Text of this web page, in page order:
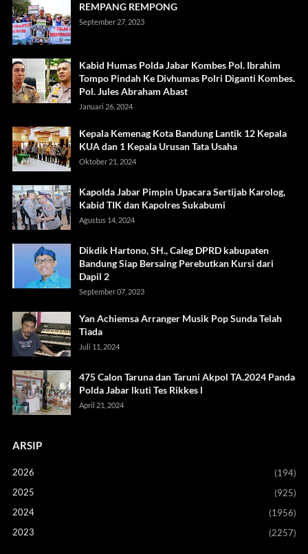
REMPANG REMPONG
September 27, 2023
Kabid Humas Polda Jabar Kombes Pol. Ibrahim
Tompo Pindah Ke Divhumas Polri Diganti Kombes.
Pol. Jules Abraham Abast
Januari 26, 2024
Kepala Kemenag Kota Bandung Lantik 12 Kepala
KUA dan 1 Kepala Urusan Tata Usaha
Oktober 21, 2024
Kapolda Jabar Pimpin Upacara Sertijab Karolog,
Kabid TIK dan Kapolres Sukabumi
Agustus 14, 2024
Dikdik Hartono, SH., Caleg DPRD kabupaten
Bandung Siap Bersaing Perebutkan Kursi dari
Dapil 2
September 07, 2023
Yan Achiemsa Arranger Musik Pop Sunda Telah
Tiada
Juli 11, 2024
475 Calon Taruna dan Taruni Akpol TA.2024 Panda
Polda Jabar lkuti Tes Rikkes l
April 21, 2024
ARSIP
2026
(194)
2025
(925)
2024
(1956)
2023
(2257)